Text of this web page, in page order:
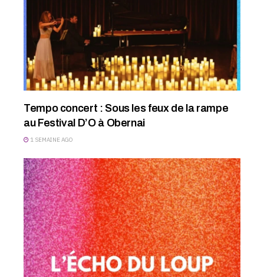
Tempo concert : Sous les feux de la rampe
au Festival D’O à Obernai
1 SEMAINE AGO